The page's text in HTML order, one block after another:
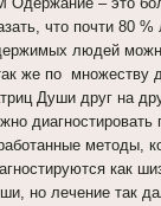
что почти 80
людей
же по множеству
Души друг на
методы,
как
но лечение так